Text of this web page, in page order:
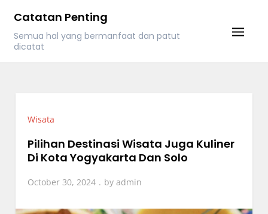
content
Catatan Penting
Semua hal yang bermanfaat dan patut
dicatat
Wisata
Pilihan Destinasi Wisata Juga Kuliner
Di Kota Yogyakarta Dan Solo
October 30, 2024 byadmin